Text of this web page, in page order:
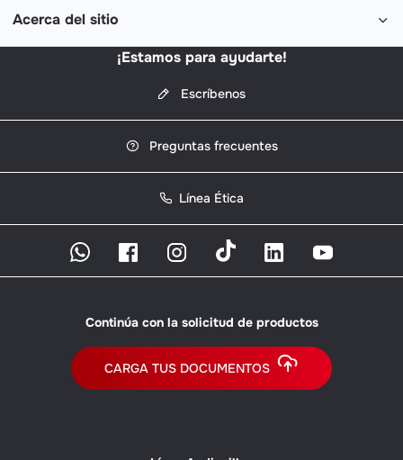
Acerca del sitio
¡Estamos para ayudarte!
Escríbenos
Preguntas frecuentes
Línea Ética
Continúa con la solicitud de productos
CARGA TUS DOCUMENTOS